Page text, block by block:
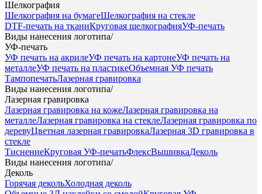
Шелкография
Шелкография на бумагеШелкография на стекле
DTF-печать на тканиКруговая шелкографияУФ-печать
Виды нанесения логотипа/
УФ-печать
УФ печать на акрилеУФ печать на картонеУФ печать на
металлеУФ печать на пластикеОбъемная УФ печать
ТампопечатьЛазерная гравировка
Виды нанесения логотипа/
Лазерная гравировка
Лазерная гравировка на кожеЛазерная гравировка на
металлеЛазерная гравировка на стеклеЛазерная гравировка по
деревуЦветная лазерная гравировкаЛазерная 3D гравировка в
стекле
ТиснениеКруговая УФ-печатьФлексВышивкаДеколь
Виды нанесения логотипа/
Деколь
Горячая декольХолодная деколь